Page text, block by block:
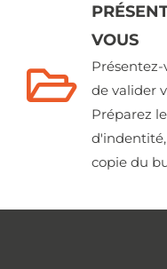
VOUS
de valider
Préparez
copie du